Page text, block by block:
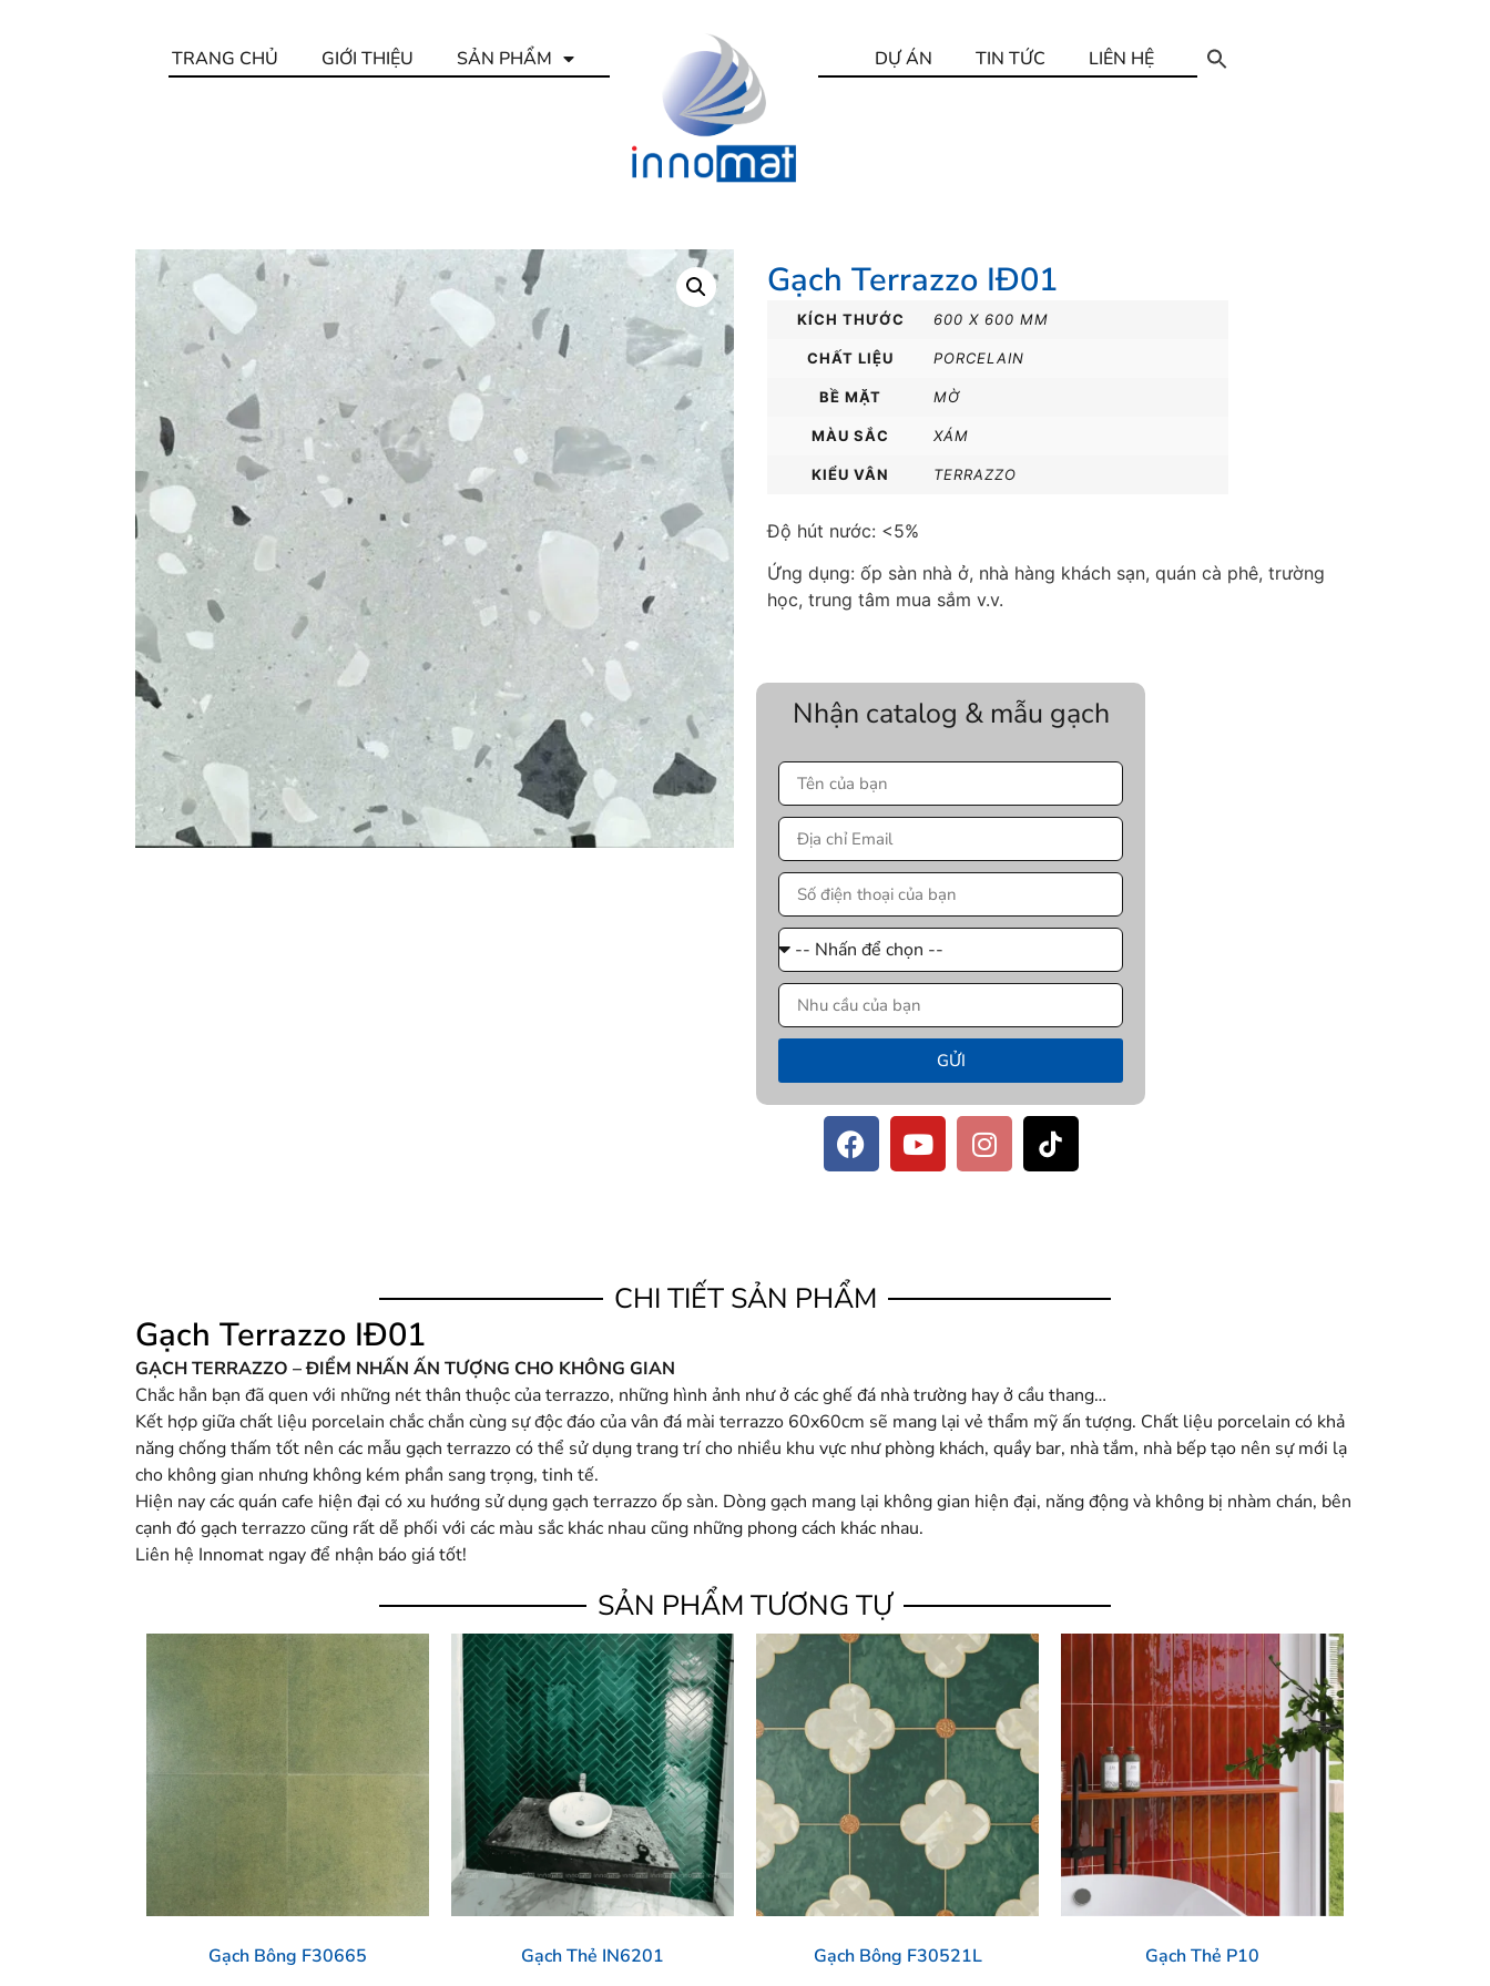
TRANG CHỦ GIỚI THIỆU SẢN PHẨM DỰ ÁN TIN TỨC LIÊN HỆ
Gạch Terrazzo IĐ01
KÍCH THƯỚC 600 X 600 MM
CHẤT LIỆU PORCELAIN
BỀ MẶT MỜ
MÀU SẮC XÁM
KIỂU VÂN TERRAZZO
Độ hút nước: <5%
Ứng dụng: ốp sàn nhà ở, nhà hàng khách sạn, quán cà phê, trường
học, trung tâm mua sắm v.v.
Nhận catalog & mẫu gạch
GỬI
CHI TIẾT SẢN PHẨM
Gạch Terrazzo IĐ01
GẠCH TERRAZZO – ĐIỂM NHẤN ẤN TƯỢNG CHO KHÔNG GIAN
Chắc hẳn bạn đã quen với những nét thân thuộc của terrazzo, những hình ảnh như ở các ghế đá nhà trường hay ở cầu thang…
Kết hợp giữa chất liệu porcelain chắc chắn cùng sự độc đáo của vân đá mài terrazzo 60x60cm sẽ mang lại vẻ thẩm mỹ ấn tượng. Chất liệu porcelain có khả
năng chống thấm tốt nên các mẫu gạch terrazzo có thể sử dụng trang trí cho nhiều khu vực như phòng khách, quầy bar, nhà tắm, nhà bếp tạo nên sự mới lạ
cho không gian nhưng không kém phần sang trọng, tinh tế.
Hiện nay các quán cafe hiện đại có xu hướng sử dụng gạch terrazzo ốp sàn. Dòng gạch mang lại không gian hiện đại, năng động và không bị nhàm chán, bên
cạnh đó gạch terrazzo cũng rất dễ phối với các màu sắc khác nhau cũng những phong cách khác nhau.
Liên hệ Innomat ngay để nhận báo giá tốt!
SẢN PHẨM TƯƠNG TỰ
Gạch Bông F30665 Gạch Thẻ IN6201 Gạch Bông F30521L Gạch Thẻ P10